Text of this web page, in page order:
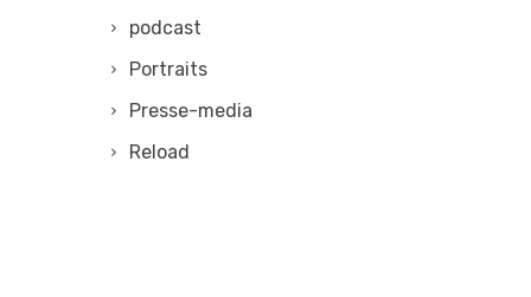
podcast
Portraits
Presse-media
Reload